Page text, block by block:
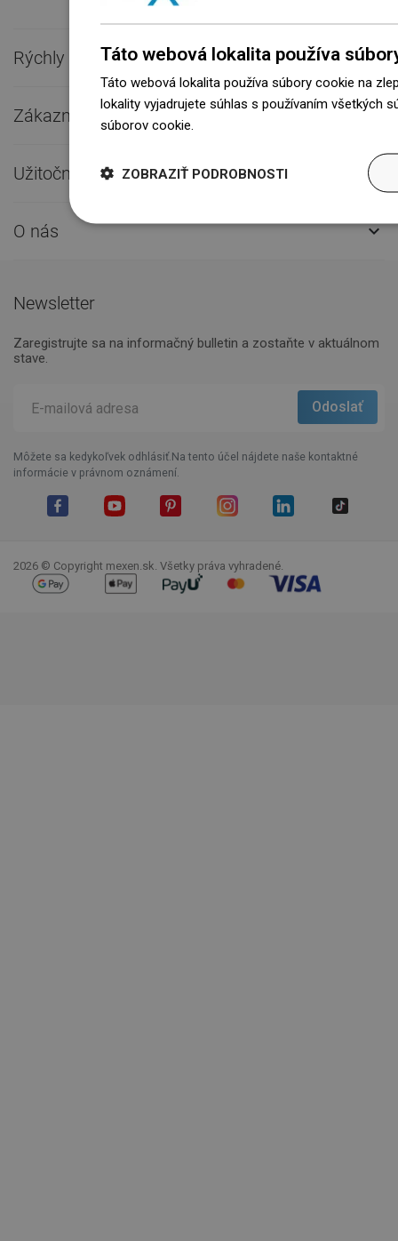
Rýchly kontakt 
Zákaznícky servis 
Užitočné odkazy 
O nás 
Newsletter
Zaregistrujte sa na informačný bulletin a zostaňte v aktuálnom
stave.
Môžete sa kedykoľvek odhlásiť.Na tento účel nájdete naše kontaktné
informácie v právnom oznámení.
2026 © Copyright mexen.sk. Všetky práva vyhradené.
Táto webová lokalita používa
Táto webová lokalita používa súbory cookie na
lokality vyjadrujete súhlas s používaním všetkých
súborov cookie.
ZOBRAZIŤ PODROBNOSTI